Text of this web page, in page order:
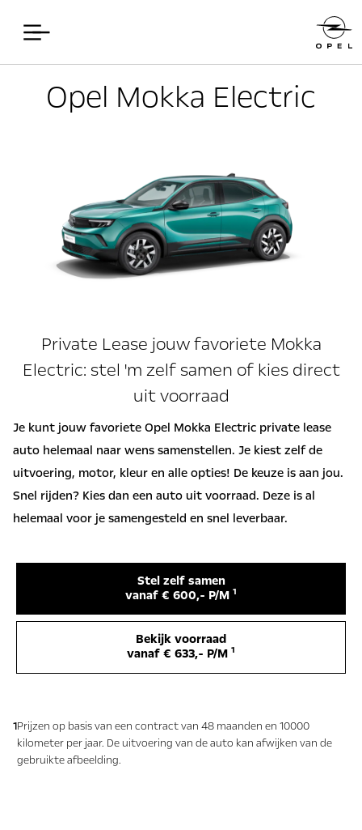
Opel Mokka Electric
Private Lease jouw favoriete Mokka
Electric: stel 'm zelf samen of kies direct
uit voorraad
Je kunt jouw favoriete Opel Mokka Electric private lease
auto helemaal naar wens samenstellen. Je kiest zelf de
uitvoering, motor, kleur en alle opties! De keuze is aan jou.
Snel rijden? Kies dan een auto uit voorraad. Deze is al
helemaal voor je samengesteld en snel leverbaar.
Stel zelf samen
vanaf € 600,- P/M 1
Bekijk voorraad
vanaf € 633,- P/M 1
1Prijzen op basis van een contract van 48 maanden en 10000
kilometer per jaar. De uitvoering van de auto kan afwijken van de
gebruikte afbeelding.